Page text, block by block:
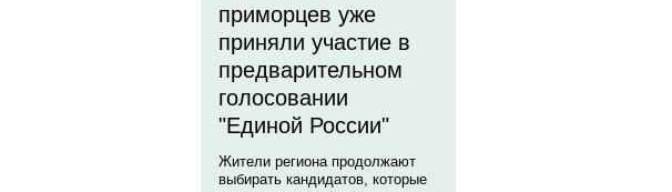
приморцев уже
приняли участие в
предварительном
голосовании
"Единой России"
Жители региона продолжают
выбирать кандидатов, которые